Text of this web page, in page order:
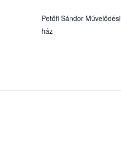
Petőfi Sándor Művelődési
ház